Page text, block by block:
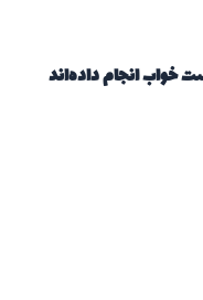
خواب انجام داده‌اند